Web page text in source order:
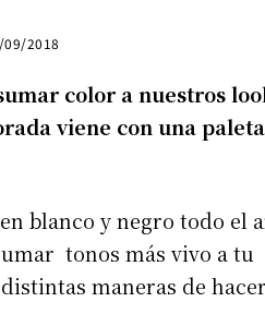
09/2018
color a nuestros
viene con una paleta
blanco y negro todo el
tonos más vivo a tu
maneras de